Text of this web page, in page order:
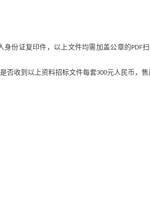
份证复印件，以上文件均需加盖公章的PDF
否收到以上资料招标文件每套300元人民币，售